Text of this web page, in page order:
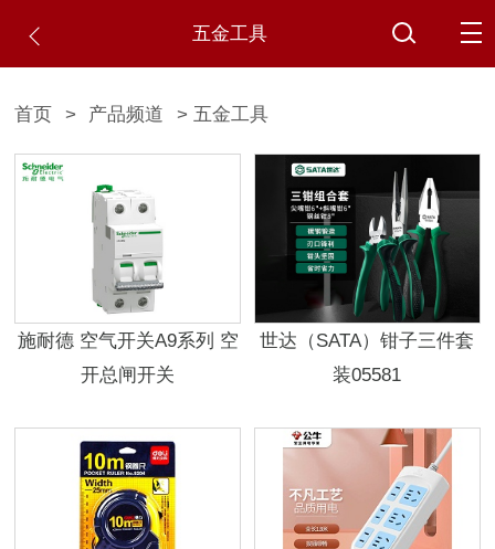
五金工具
首页 > 产品频道 > 五金工具
施耐德 空气开关A9系列 空
开总闸开关
世达（SATA）钳子三件套
装05581